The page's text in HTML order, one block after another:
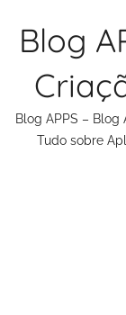
para
conteúdo
Blog
Blog APPS –
Tudo sobre